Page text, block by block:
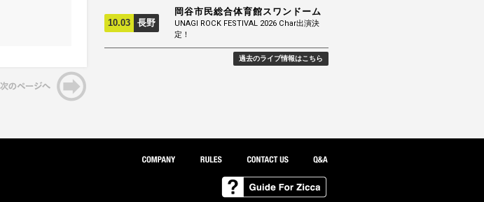
10.03 長野
岡谷市民総合体育館スワンドーム
UNAGI ROCK FESTIVAL 2026 Char出演決
定！
過去のライブ情報はこちら